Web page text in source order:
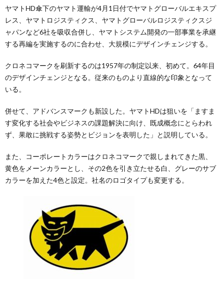
ヤマトHD傘下のヤマト運輸が4月1日付でヤマトグローバルエキスプ
レス、ヤマトロジスティクス、ヤマトグローバルロジスティクスジ
ャパンなど6社を吸収合併し、ヤマトシステム開発の一部事業を承継
する再編を実施するのに合わせ、大規模にデザインチェンジする。
クロネコマークを刷新するのは1957年の制定以来、初めて。64年目
のデザインチェンジとなる。従来のものより直線的な印象となって
いる。
併せて、アドバンスマークも新設した。ヤマトHDは狙いを「ますま
す変化する社会やビジネスの課題解決に向け、既成概念にとらわれ
ず、果敢に挑戦する姿勢とビジョンを表明した」と説明している。
また、コーポレートカラーはクロネコマークで親しまれてきた黒、
黄色をメーンカラーとし、その2色を引き立たせる白、グレーのサブ
カラーを加えた4色と設定。社名のロゴタイプも変更する。